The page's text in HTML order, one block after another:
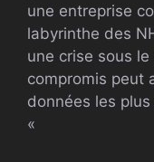
une entreprise
labyrinthe des
une crise sous
compromis peut
données les
«